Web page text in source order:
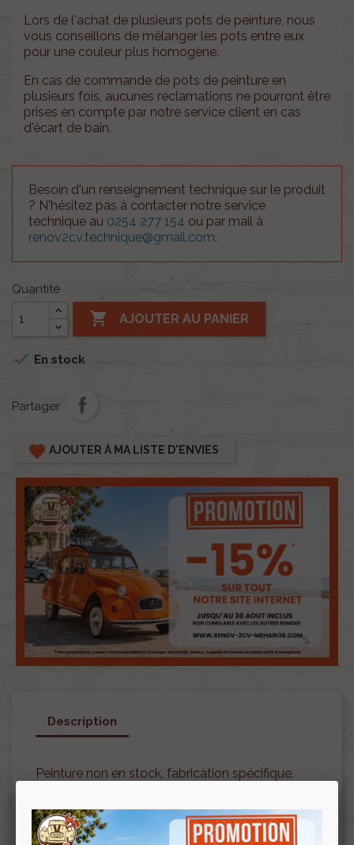
Lors de l'achat de plusieurs pots de peinture, nous
vous conseillons de mélanger les pots entre eux
pour une couleur plus homogène.
En cas de commande de pots de peinture en
plusieurs fois, aucunes réclamations ne pourront être
prises en compte par notre service client en cas
d'écart de bain.
Besoin d'un renseignement technique sur le produit
? N'hésitez pas à contacter notre service
technique au 0254 277 154 ou par mail à
renov2cv.technique@gmail.com.
Quantité
 AJOUTER AU PANIER
 En stock
Partager
favorite AJOUTER À MA LISTE D'ENVIES
Description
Peinture non en stock, fabrication spécifique.
changement suite congé, bourse etc…).